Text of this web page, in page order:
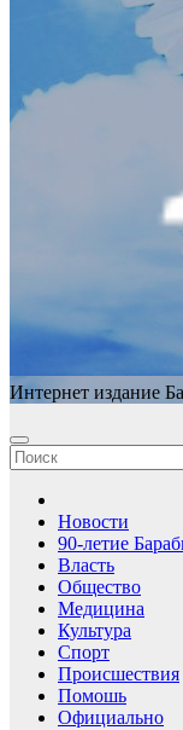
Интернет издание
Новости
90-летие
Власть
Общество
Медицина
Культура
Спорт
Происшествия
Помошь
Официально